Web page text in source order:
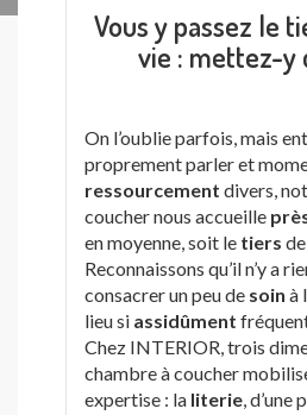
Vous y passez le
vie : mettez-y
On l’oublie parfois, mais
proprement parler et
ressourcement divers,
coucher nous accueille
en moyenne, soit le tiers
Reconnaissons qu’il n’y a
consacrer un peu de soin à
lieu si assidûment
Chez INTERIOR, trois
chambre à coucher
expertise : la literie, d’une